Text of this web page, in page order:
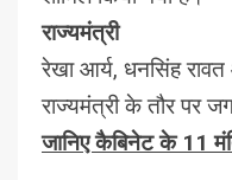
राज्यमंत्री
रेखा आर्य, धनसिंह रावत
राज्यमंत्री के तौर पर
जानिए कैबिनेट के 11